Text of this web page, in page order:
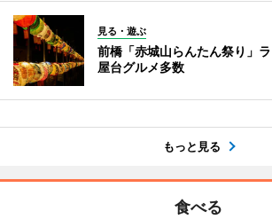
見る・遊ぶ
前橋「赤城山らんたん祭り」
屋台グルメ多数
もっと見る
食べる